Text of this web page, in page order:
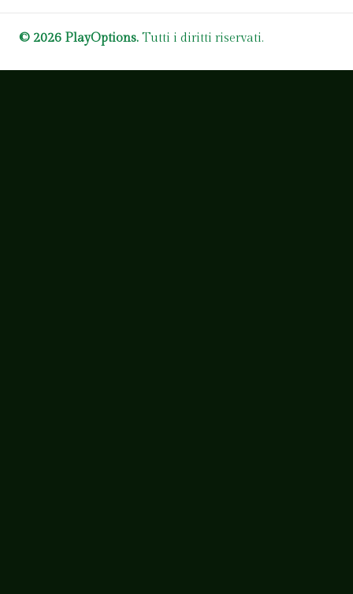
© 2026 PlayOptions. Tutti i diritti riservati.